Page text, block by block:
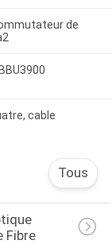
de
cable
Tous
Fibre